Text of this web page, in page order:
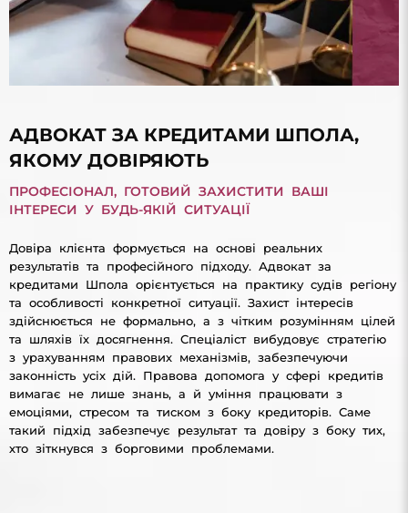
АДВОКАТ ЗА КРЕДИТАМИ ШПОЛА,
ЯКОМУ ДОВІРЯЮТЬ
ПРОФЕСІОНАЛ, ГОТОВИЙ ЗАХИСТИТИ ВАШІ
ІНТЕРЕСИ У БУДЬ-ЯКІЙ СИТУАЦІЇ
Довіра клієнта формується на основі реальних
результатів та професійного підходу. Адвокат за
кредитами Шпола орієнтується на практику судів регіону
та особливості конкретної ситуації. Захист інтересів
здійснюється не формально, а з чітким розумінням цілей
та шляхів їх досягнення. Спеціаліст вибудовує стратегію
з урахуванням правових механізмів, забезпечуючи
законність усіх дій. Правова допомога у сфері кредитів
вимагає не лише знань, а й уміння працювати з
емоціями, стресом та тиском з боку кредиторів. Саме
такий підхід забезпечує результат та довіру з боку тих,
хто зіткнувся з борговими проблемами.